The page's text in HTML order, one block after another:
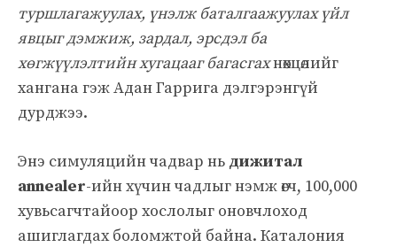
туршлагажуулах, үнэлж баталгаажуулах үйл
явцыг дэмжиж, зардал, эрсдэл ба
хөгжүүлэлтийн хугацааг багасгахнөхцөлийг
хангана гэж Адан Гаррига дэлгэрэнгүй
дурджээ.
Энэ симуляцийн чадвар нь дижитал
annealer-ийн хүчин чадлыг нэмж өгч, 100,000
хувьсагчтайоор хослолыг оновчлоход
ашиглагдах боломжтой байна. Каталония